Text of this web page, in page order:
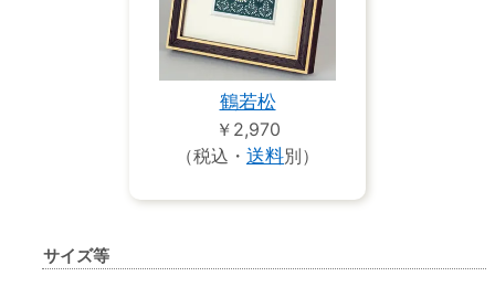
鶴若松
￥2,970
（税込・ 送料別）
サイズ等